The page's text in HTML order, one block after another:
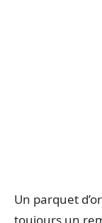
Un parquet